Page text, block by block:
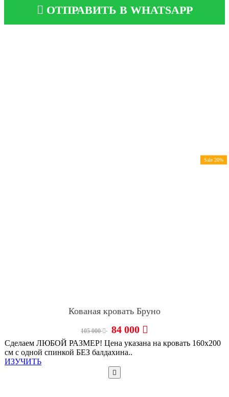
ОТПРАВИТЬ В WHATSAPP
Sale 20%
Кованая кровать Бруно
105 000 84 000
Сделаем ЛЮБОЙ РАЗМЕР! Цена указана на кровать 160х200
см с одной спинкой БЕЗ балдахина..
ИЗУЧИТЬ